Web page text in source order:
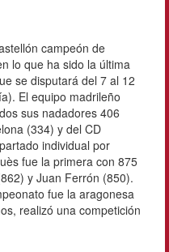
campeón de
lo que ha sido la última
se disputará del 7 al 12
El equipo madrileño
sus nadadores 406
(334) y del CD
individual por
fue la primera con 875
y Juan Ferrón (850).
fue la aragonesa
realizó una competición